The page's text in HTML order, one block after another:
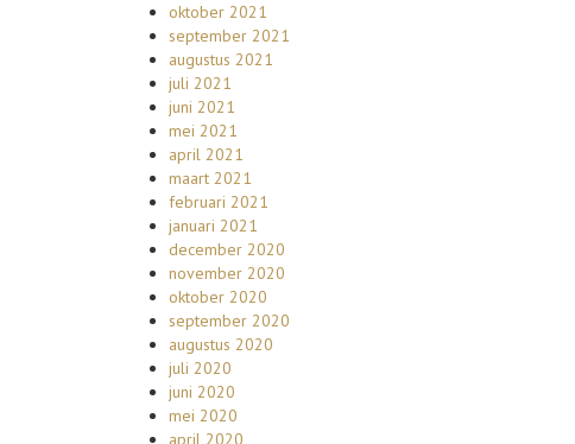
oktober 2021
september 2021
augustus 2021
juli 2021
juni 2021
mei 2021
april 2021
maart 2021
februari 2021
januari 2021
december 2020
november 2020
oktober 2020
september 2020
augustus 2020
juli 2020
juni 2020
mei 2020
april 2020